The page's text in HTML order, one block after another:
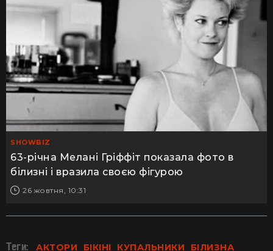
SHOWBIZ
63-річна Мелані Гріффіт показала фото в
білизні і вразила своєю фігурою
26 жовтня, 10:31
Теги: АКТОРИ БІКІНІ КУПАЛЬНИКИ
БІЛИЗНА